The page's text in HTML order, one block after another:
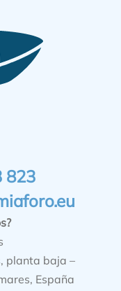
823
planta baja –
España